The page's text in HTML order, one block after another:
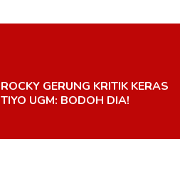
ROCKY GERUNG KRITIK KERAS
TIYO UGM: BODOH DIA!